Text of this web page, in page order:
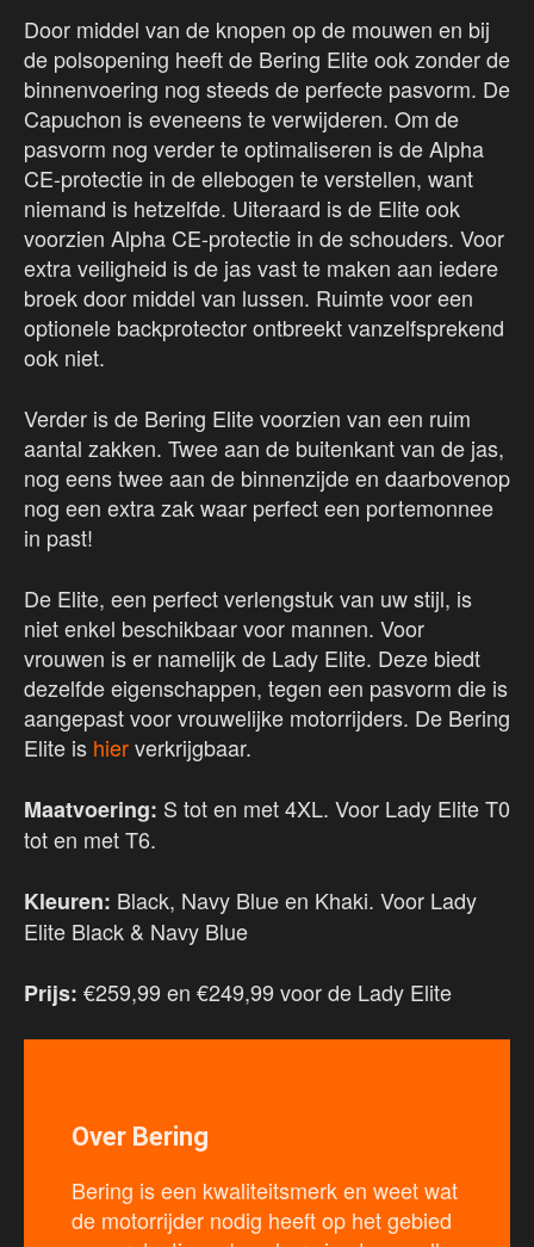
Door middel van de knopen op de mouwen en bij
de polsopening heeft de Bering Elite ook zonder de
binnenvoering nog steeds de perfecte pasvorm. De
Capuchon is eveneens te verwijderen. Om de
pasvorm nog verder te optimaliseren is de Alpha
CE-protectie in de ellebogen te verstellen, want
niemand is hetzelfde. Uiteraard is de Elite ook
voorzien Alpha CE-protectie in de schouders. Voor
extra veiligheid is de jas vast te maken aan iedere
broek door middel van lussen. Ruimte voor een
optionele backprotector ontbreekt vanzelfsprekend
ook niet.
Verder is de Bering Elite voorzien van een ruim
aantal zakken. Twee aan de buitenkant van de jas,
nog eens twee aan de binnenzijde en daarbovenop
nog een extra zak waar perfect een portemonnee
in past!
De Elite, een perfect verlengstuk van uw stijl, is
niet enkel beschikbaar voor mannen. Voor
vrouwen is er namelijk de Lady Elite. Deze biedt
dezelfde eigenschappen, tegen een pasvorm die is
aangepast voor vrouwelijke motorrijders. De Bering
Elite is hierverkrijgbaar.
Maatvoering: S tot en met 4XL. Voor Lady Elite T0
tot en met T6.
Kleuren: Black, Navy Blue en Khaki. Voor Lady
Elite Black & Navy Blue
Prijs: €259,99 en €249,99 voor de Lady Elite
Over Bering
Bering is een kwaliteitsmerk en weet wat
de motorrijder nodig heeft op het gebied